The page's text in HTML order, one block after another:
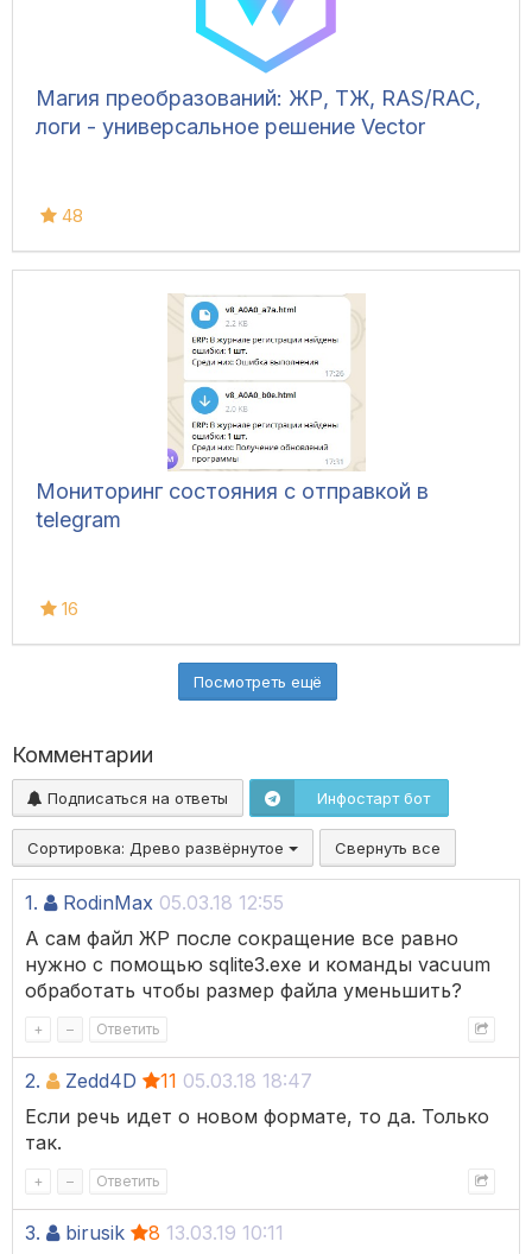
Магия преобразований: ЖР, ТЖ, RAS/RAC,
логи - универсальное решение Vector
48
Мониторинг состояния с отправкой в
telegram
16
Посмотреть ещё
Комментарии
Подписаться на ответы Инфостарт бот
Сортировка: Древо развёрнутое Свернуть все
1. RodinMax 05.03.18 12:55
А сам файл ЖР после сокращение все равно
нужно с помощью sqlite3.exe и команды vacuum
обработать чтобы размер файла уменьшить?
+ – Ответить
2. Zedd4D 11 05.03.18 18:47
Если речь идет о новом формате, то да. Только
так.
+ – Ответить
3. birusik 8 13.03.19 10:11